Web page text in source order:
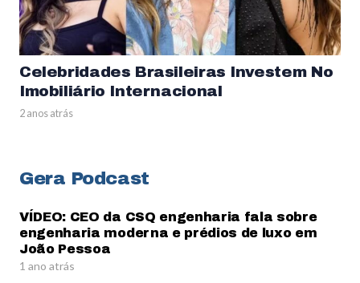
Celebridades Brasileiras Investem No
Imobiliário Internacional
2 anos atrás
Gera Podcast
VÍDEO: CEO da CSQ engenharia fala sobre
engenharia moderna e prédios de luxo em
João Pessoa
1 ano atrás